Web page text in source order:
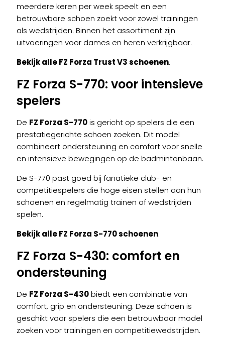
meerdere keren per week speelt en een
betrouwbare schoen zoekt voor zowel trainingen
als wedstrijden. Binnen het assortiment zijn
uitvoeringen voor dames en heren verkrijgbaar.
Bekijk alle FZ Forza Trust V3 schoenen.
FZ Forza S-770: voor intensieve
spelers
De FZ Forza S-770is gericht op spelers die een
prestatiegerichte schoen zoeken. Dit model
combineert ondersteuning en comfort voor snelle
en intensieve bewegingen op de badmintonbaan.
De S-770 past goed bij fanatieke club- en
competitiespelers die hoge eisen stellen aan hun
schoenen en regelmatig trainen of wedstrijden
spelen.
Bekijk alle FZ Forza S-770 schoenen.
FZ Forza S-430: comfort en
ondersteuning
De FZ Forza S-430biedt een combinatie van
comfort, grip en ondersteuning. Deze schoen is
geschikt voor spelers die een betrouwbaar model
zoeken voor trainingen en competitiewedstrijden.